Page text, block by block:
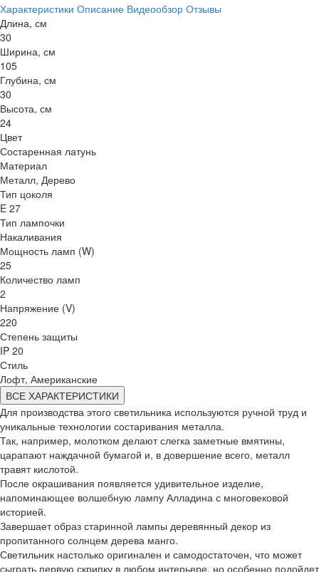
Характеристики Описание Видеообзор Отзывы
Длина, см
30
Ширина, см
105
Глубина, см
30
Высота, см
24
Цвет
Состаренная латунь
Материал
Металл, Дерево
Тип цоколя
E 27
Тип лампочки
Накаливания
Мощность ламп (W)
25
Количество ламп
2
Напряжение (V)
220
Степень защиты
IP 20
Стиль
Лофт, Американские
ВСЕ ХАРАКТЕРИСТИКИ
Для производства этого светильника используются ручной труд и
уникальные технологии состаривания металла.
Так, например, молотком делают слегка заметные вмятины,
царапают наждачной бумагой и, в довершение всего, металл
травят кислотой.
После окрашивания появляется удивительное изделие,
напоминающее волшебную лампу Алладина с многовековой
историей.
Завершает образ старинной лампы деревянный декор из
пропитанного солнцем дерева манго.
Светильник настолько оригинален и самодостаточен, что может
сыграть первую скрипку в любом интерьере, но особенно подойдет